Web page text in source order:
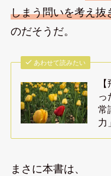
しまう問いを考え抜
のだそうだ。
あわせて読みたい
っ
常
力
まさに本書は、